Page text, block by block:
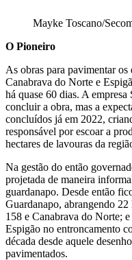
Mayke Toscano/
O Pioneiro
As obras para pavimentar
Canabrava do Norte e
há quase 60 dias. A empresa
concluir a obra, mas a
concluídos já em 2022,
responsável por escoar a
hectares de lavouras da
Na gestão do então
projetada de maneira
guardanapo. Desde então
Guardanapo, abrangendo
158 e Canabrava do Norte;
Espigão no entroncamento
década desde aquele
pavimentados.